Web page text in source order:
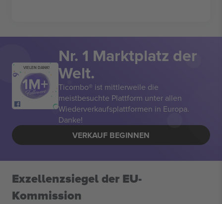
VIELEN DANK!
Nr. 1 Marktplatz der
Welt.
Ticombo® ist mittlerweile die
meistbesuchte Plattform unter allen
Wiederverkaufsplattformen in Europa.
Danke!
VERKAUF BEGINNEN
Exzellenzsiegel der EU-
Kommission